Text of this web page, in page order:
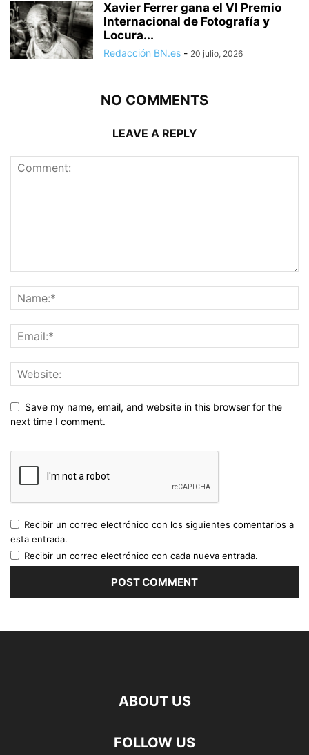
Xavier Ferrer gana el VI Premio
Internacional de Fotografía y
Locura...
Redacción BN.es - 20 julio, 2026
NO COMMENTS
LEAVE A REPLY
Save my name, email, and website in this browser for the
next time I comment.
Recibir un correo electrónico con los siguientes comentarios a
esta entrada.
Recibir un correo electrónico con cada nueva entrada.
ABOUT US
FOLLOW US